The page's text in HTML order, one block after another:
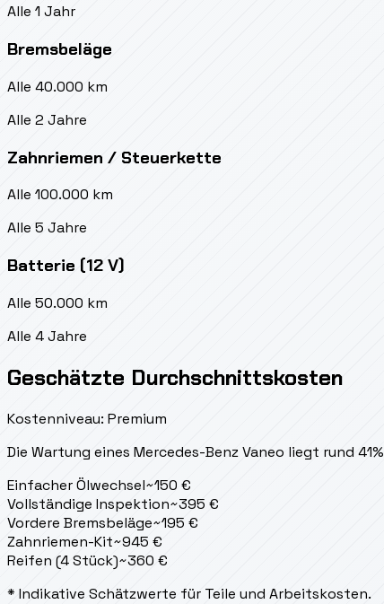
Alle 1 Jahr
Bremsbeläge
Alle 40.000 km
Alle 2 Jahre
Zahnriemen / Steuerkette
Alle 100.000 km
Alle 5 Jahre
Batterie (12 V)
Alle 50.000 km
Alle 4 Jahre
Geschätzte Durchschnittskosten
Kostenniveau: Premium
Die Wartung eines Mercedes-Benz Vaneo liegt rund
Einfacher Ölwechsel~150 €
Vollständige Inspektion~395 €
Vordere Bremsbeläge~195 €
Zahnriemen-Kit~945 €
Reifen (4 Stück)~360 €
* Indikative Schätzwerte für Teile und Arbeitskosten.